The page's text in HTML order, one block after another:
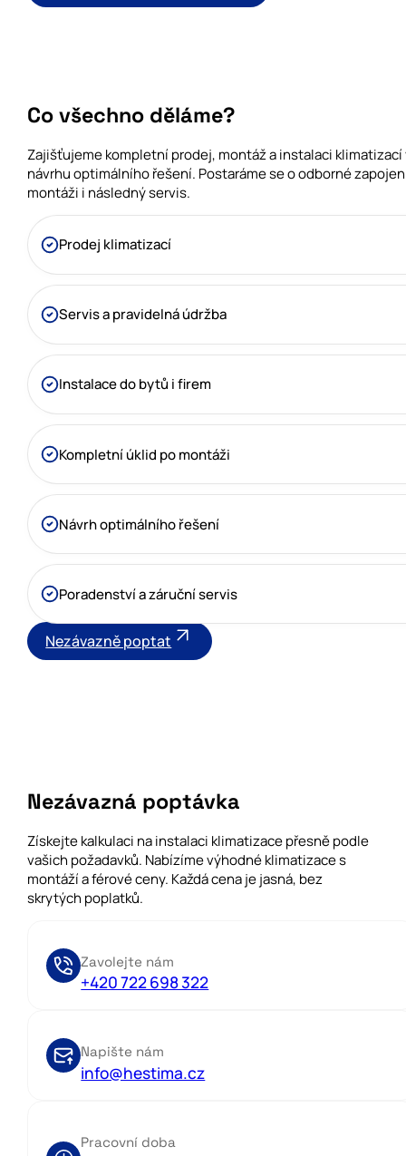
Co všechno děláme?
Zajišťujeme kompletní prodej, montáž a instalaci
návrhu optimálního řešení. Postaráme se o odborné
montáži i následný servis.
Prodej klimatizací
Servis a pravidelná údržba
Instalace do bytů i firem
Kompletní úklid po montáži
Návrh optimálního řešení
Poradenství a záruční servis
Nezávazně poptat
Nezávazná poptávka
Získejte kalkulaci na instalaci klimatizace přesně podle
vašich požadavků. Nabízíme výhodné klimatizace s
montáží a férové ceny. Každá cena je jasná, bez
skrytých poplatků.
Zavolejte nám
+420 722 698 322
Napište nám
info@hestima.cz
Pracovní doba